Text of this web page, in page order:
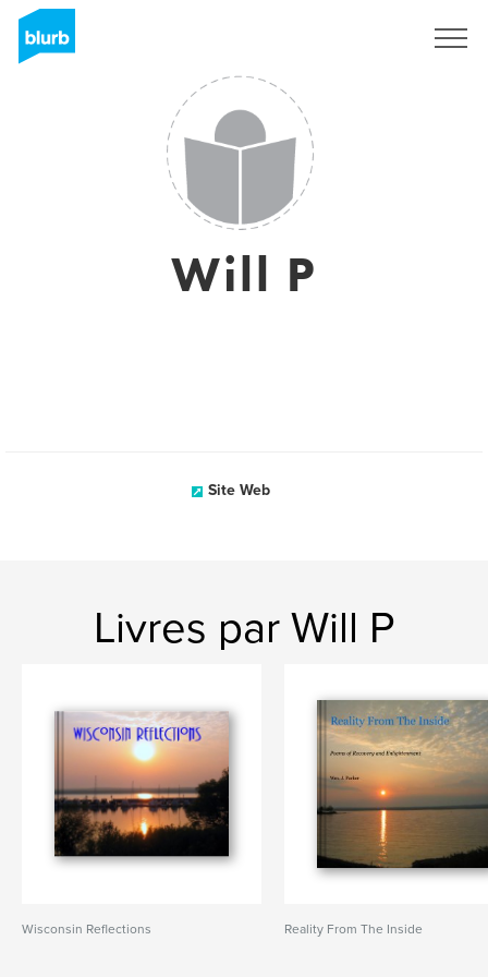
Will P
Site Web
Livres par Will P
Wisconsin Reflections Reality From The Inside